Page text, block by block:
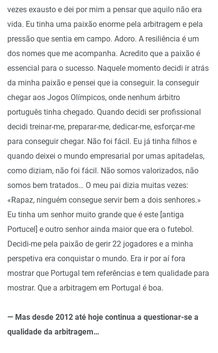
vezes exausto e dei por mim a pensar que aquilo não era
vida. Eu tinha uma paixão enorme pela arbitragem e pela
pressão que sentia em campo. Adoro. A resiliência é um
dos nomes que me acompanha. Acredito que a paixão é
essencial para o sucesso. Naquele momento decidi ir atrás
da minha paixão e pensei que ia conseguir. Ia conseguir
chegar aos Jogos Olímpicos, onde nenhum árbitro
português tinha chegado. Quando decidi ser profissional
decidi treinar-me, preparar-me, dedicar-me, esforçar-me
para conseguir chegar. Não foi fácil. Eu já tinha filhos e
quando deixei o mundo empresarial por umas apitadelas,
como diziam, não foi fácil. Não somos valorizados, não
somos bem tratados… O meu pai dizia muitas vezes:
«Rapaz, ninguém consegue servir bem a dois senhores.»
Eu tinha um senhor muito grande que é este [antiga
Portucel] e outro senhor ainda maior que era o futebol.
Decidi-me pela paixão de gerir 22 jogadores e a minha
perspetiva era conquistar o mundo. Era ir por aí fora
mostrar que Portugal tem referências e tem qualidade para
mostrar. Que a arbitragem em Portugal é boa.
— Mas desde 2012 até hoje continua a questionar-se a
qualidade da arbitragem…